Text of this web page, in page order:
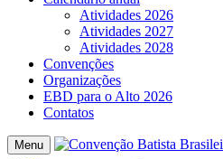
Atividades 2026
Atividades 2027
Atividades 2028
Convenções
Organizações
EBD para o Alto 2026
Contatos
Menu